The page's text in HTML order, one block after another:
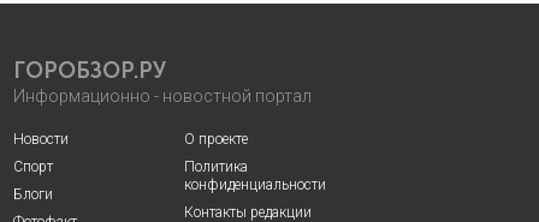
ГОРОБЗОР.РУ
Информационно - новостной портал
Новости
Спорт
Блоги
О проекте
Политика
конфиденциальности
Контакты редакции